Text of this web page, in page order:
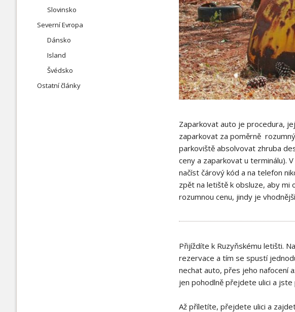
Zaparkovat auto je procedura,
zaparkovat za poměrně
parkoviště absolvovat zhruba
ceny a zaparkovat u terminálu).
načíst čárový kód a na telefon
zpět na letiště k obsluze, aby mi
rozumnou cenu, jindy je
Přijíždíte k Ruzyňskému letišti.
rezervace a tím se spustí
nechat auto, přes jeho nafocení
jen pohodlně přejdete ulici a
Až příletíte, přejdete ulici a
Slovinsko
Severní Evropa
Dánsko
Island
Švédsko
Ostatní články